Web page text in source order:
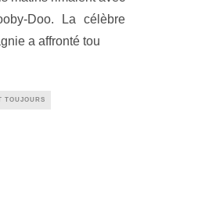
Doo. La célèbre
a affronté tou
TOUJOURS